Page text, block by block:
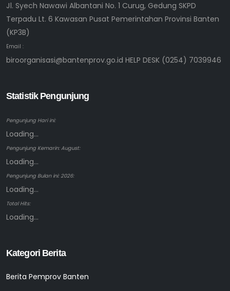
Jl. Syech Nawawi Albantani No. 1 Curug, Gedung SKPD
Terpadu Lt. 6 Kawasan Pusat Pemerintahan Provinsi Banten
(KP3B)
Email :
biroorganisasi@bantenprov.go.id HELP DESK (0254) 7039946
Statistik Pengunjung
Pengunjung Hari ini:
Loading...
Pengunjung Kemarin: August:
Loading...
Pengunjung Bulan ini: 2026:
Loading...
Total Hits:
Loading...
Kategori Berita
Berita Pemprov Banten